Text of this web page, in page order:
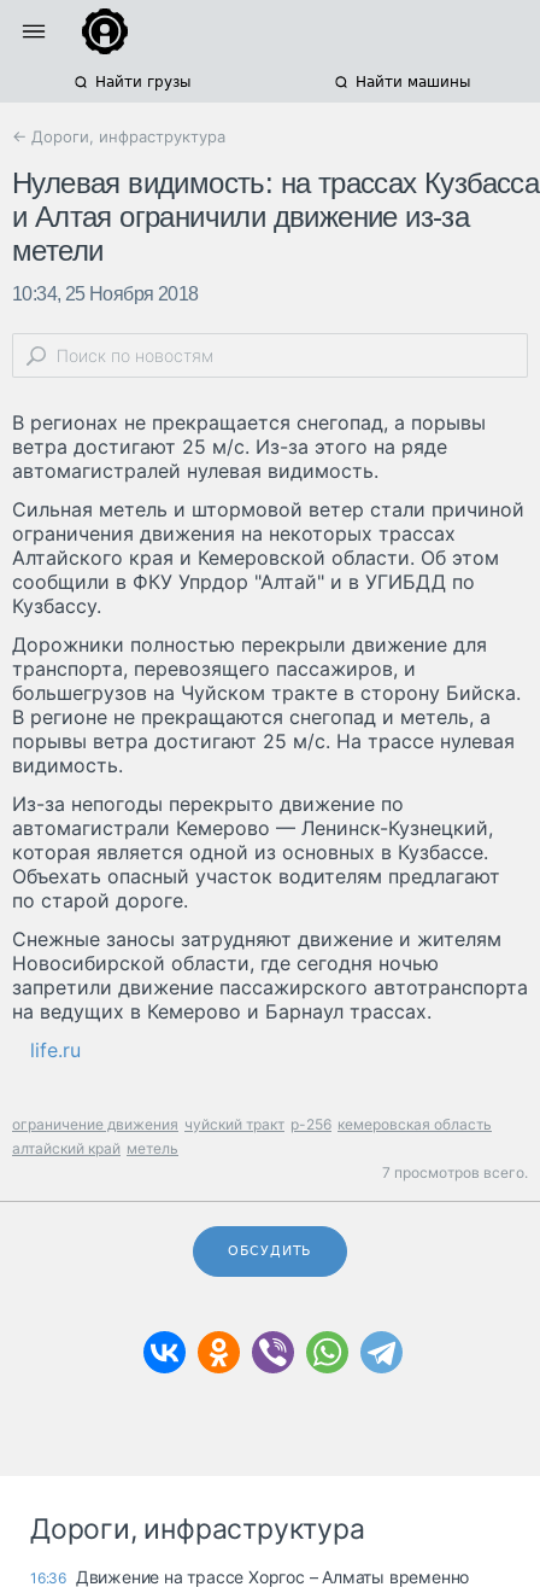
Найти грузы Найти машины
← Дороги, инфраструктура
Нулевая видимость: на трассах Кузбасса
и Алтая ограничили движение из-за
метели
10:34, 25 Ноября 2018
В регионах не прекращается снегопад, а порывы
ветра достигают 25 м/с. Из-за этого на ряде
автомагистралей нулевая видимость.
Сильная метель и штормовой ветер стали причиной
ограничения движения на некоторых трассах
Алтайского края и Кемеровской области. Об этом
сообщили в ФКУ Упрдор "Алтай" и в УГИБДД по
Кузбассу.
Дорожники полностью перекрыли движение для
транспорта, перевозящего пассажиров, и
большегрузов на Чуйском тракте в сторону Бийска.
В регионе не прекращаются снегопад и метель, а
порывы ветра достигают 25 м/с. На трассе нулевая
видимость.
Из-за непогоды перекрыто движение по
автомагистрали Кемерово — Ленинск-Кузнецкий,
которая является одной из основных в Кузбассе.
Объехать опасный участок водителям предлагают
по старой дороге.
Снежные заносы затрудняют движение и жителям
Новосибирской области, где сегодня ночью
запретили движение пассажирского автотранспорта
на ведущих в Кемерово и Барнаул трассах.
life.ru
ограничение движения чуйский тракт р-256 кемеровская область
алтайский край метель
7 просмотров всего.
ОБСУДИТЬ
Дороги, инфраструктура
16:36 Движение на трассе Хоргос – Алматы временно